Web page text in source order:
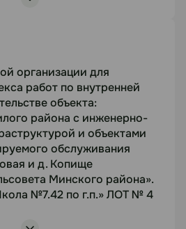
Минского района
дом №1.5 по г.п."
для выполнения
устройству фасада при
организации для
работ по внутренней
объекта:
района с инженерно-
и объектами
обслуживания
и д. Копище
Минского района».
№7.42 по г.п.» ЛОТ № 4